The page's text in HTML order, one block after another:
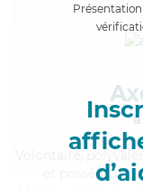
,
et possède un